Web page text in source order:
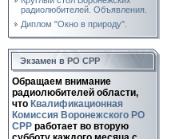
радиолюбителей. Объявления.
Диплом "Окно в природу".
Экзамен в РО СРР
Обращаем внимание
радиолюбителей области,
что Квалификационная
Комиссия Воронежского РО
СРР работает во вторую